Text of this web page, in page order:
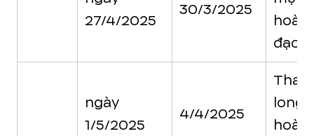
27/4/2025
30/3/2025
đạo
ngày
1/5/2025
4/4/2025
long